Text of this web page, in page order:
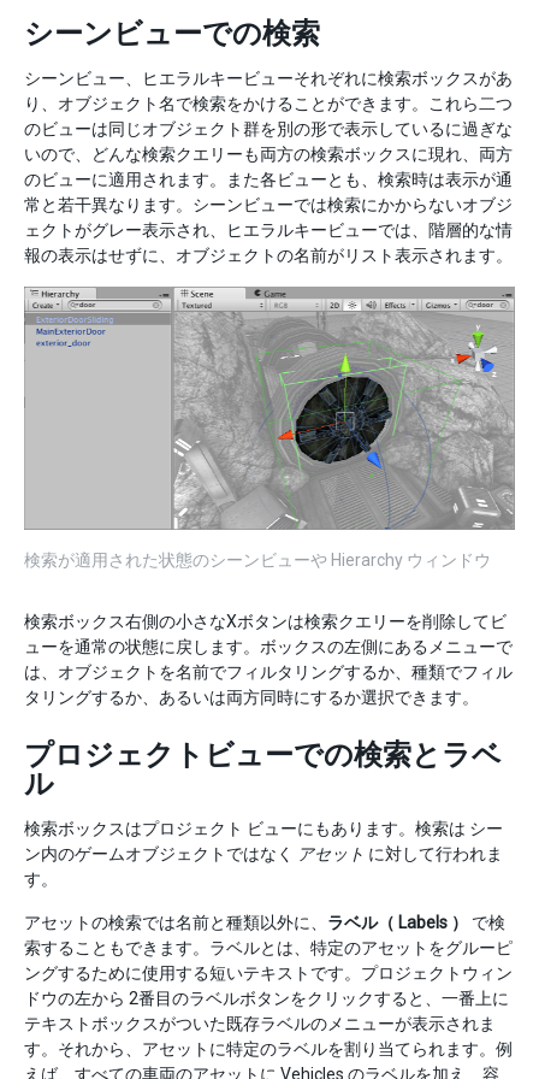
シーンビューでの検索
シーンビュー、ヒエラルキービューそれぞれに検索ボックスがあ
り、オブジェクト名で検索をかけることができます。これら二つ
のビューは同じオブジェクト群を別の形で表示しているに過ぎな
いので、どんな検索クエリーも両方の検索ボックスに現れ、両方
のビューに適用されます。また各ビューとも、検索時は表示が通
常と若干異なります。シーンビューでは検索にかからないオブジ
ェクトがグレー表示され、ヒエラルキービューでは、階層的な情
報の表示はせずに、オブジェクトの名前がリスト表示されます。
検索が適用された状態のシーンビューや Hierarchy ウィンドウ
検索ボックス右側の小さなXボタンは検索クエリーを削除してビ
ューを通常の状態に戻します。ボックスの左側にあるメニューで
は、オブジェクトを名前でフィルタリングするか、種類でフィル
タリングするか、あるいは両方同時にするか選択できます。
プロジェクトビューでの検索とラベ
ル
検索ボックスはプロジェクト ビューにもあります。検索は シー
ン内のゲームオブジェクトではなく
アセット に対して行われま
す。
アセットの検索では名前と種類以外に、 ラベル（ Labels ）
で検
索することもできます。ラベルとは、特定のアセットをグルーピ
ングするために使用する短いテキストです。プロジェクトウィン
ドウの左から 2番目のラベルボタンをクリックすると、一番上に
テキストボックスがついた既存ラベルのメニューが表示されま
す。それから、アセットに特定のラベルを割り当てられます。例
えば、すべての車両のアセットに Vehicles のラベルを加え、容